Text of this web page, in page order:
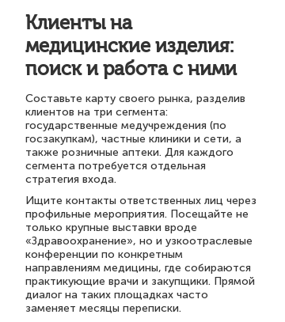
Клиенты на
медицинские изделия:
поиск и работа с ними
Составьте карту своего рынка, разделив
клиентов на три сегмента:
государственные медучреждения (по
госзакупкам), частные клиники и сети, а
также розничные аптеки. Для каждого
сегмента потребуется отдельная
стратегия входа.
Ищите контакты ответственных лиц через
профильные мероприятия. Посещайте не
только крупные выставки вроде
«Здравоохранение», но и узкоотраслевые
конференции по конкретным
направлениям медицины, где собираются
практикующие врачи и закупщики. Прямой
диалог на таких площадках часто
заменяет месяцы переписки.